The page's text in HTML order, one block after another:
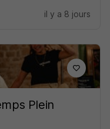
il y a 8 jours
Plein